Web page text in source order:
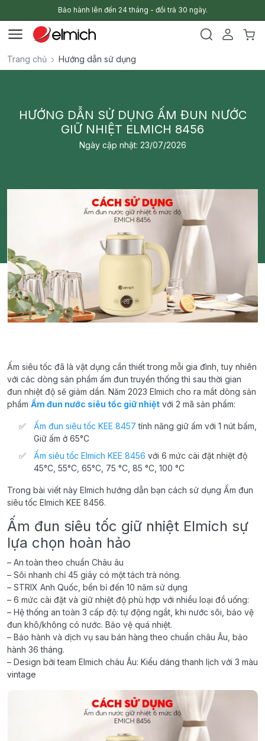
Bảo hành lên đến 24 tháng - đổi trả 30 ngày.
Trang chủ Hướng dẫn sử dụng
HƯỚNG DẪN SỬ DỤNG ẤM ĐUN NƯỚC
GIỮ NHIỆT ELMICH 8456
Ngày cập nhật: 23/07/2026
Ấm siêu tốc đã là vật dụng cần thiết trong mỗi gia đình, tuy nhiên
với các dòng sản phẩm ấm đun truyền thống thì sau thời gian
đun nhiệt độ sẽ giảm dần. Năm 2023 Elmich cho ra mắt dòng sản
phẩm Ấm đun nước siêu tốc giữ nhiệt với 2 mã sản phẩm:
Ấm đun siêu tốc KEE 8457 tính năng giữ ấm với 1 nút bấm,
Giữ ấm ở 65°C
Ấm siêu tốc Elmich KEE 8456 với 6 mức cài đặt nhiệt độ
45°C, 55°C, 65°C, 75 °C, 85 °C, 100 °C
Trong bài viết này Elmich hướng dẫn bạn cách sử dụng Ấm đun
siêu tốc Elmich KEE 8456.
Ấm đun siêu tốc giữ nhiệt Elmich sự
lựa chọn hoàn hảo
– An toàn theo chuẩn Châu âu
– Sôi nhanh chỉ 45 giây có một tách trà nóng.
– STRIX Anh Quốc, bền bỉ đến 10 năm sử dụng
– 6 mức cài đặt và giữ nhiệt độ phù hợp với nhiều loại đồ uống:
– Hệ thống an toàn 3 cấp độ: tự động ngắt, khi nước sôi, bảo vệ
đun khô/không có nước. Bảo vệ quá nhiệt.
– Bảo hành và dịch vụ sau bán hàng theo chuẩn châu Âu, bảo
hành 36 tháng.
– Design bởi team Elmich châu Âu: Kiểu dáng thanh lịch với 3 màu
vintage